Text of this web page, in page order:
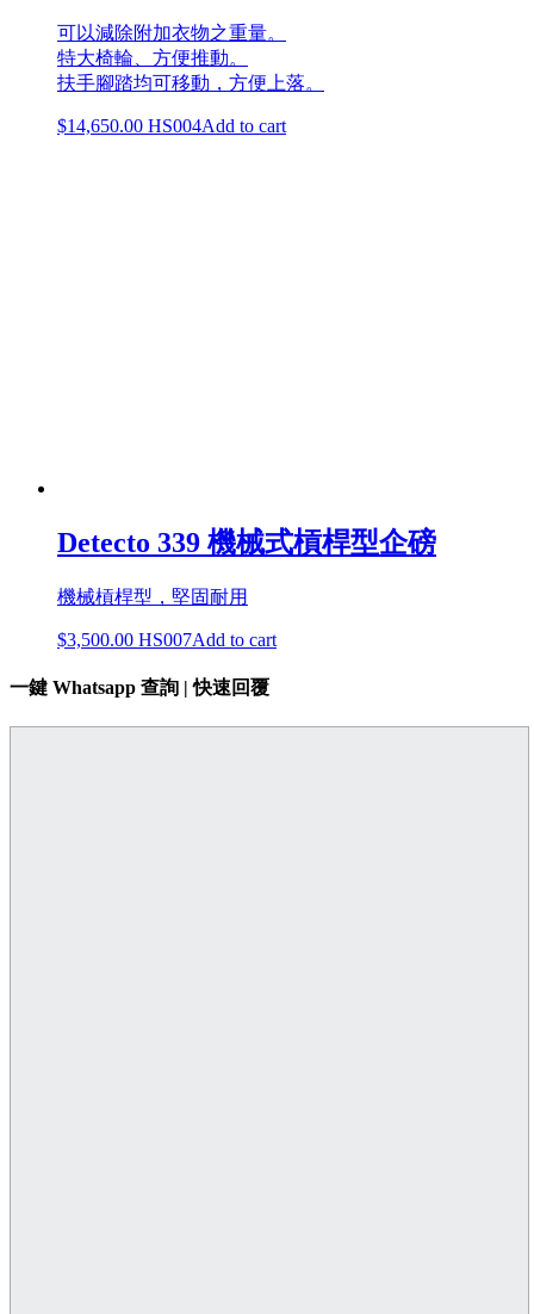
可以減除附加衣物之重量。
特大椅輪、方便推動。
扶手腳踏均可移動，方便上落。
$14,650.00 HS004Add to cart
Detecto 339 機械式槓桿型企磅
機械槓桿型，堅固耐用
$3,500.00 HS007Add to cart
一鍵 Whatsapp 查詢 | 快速回覆